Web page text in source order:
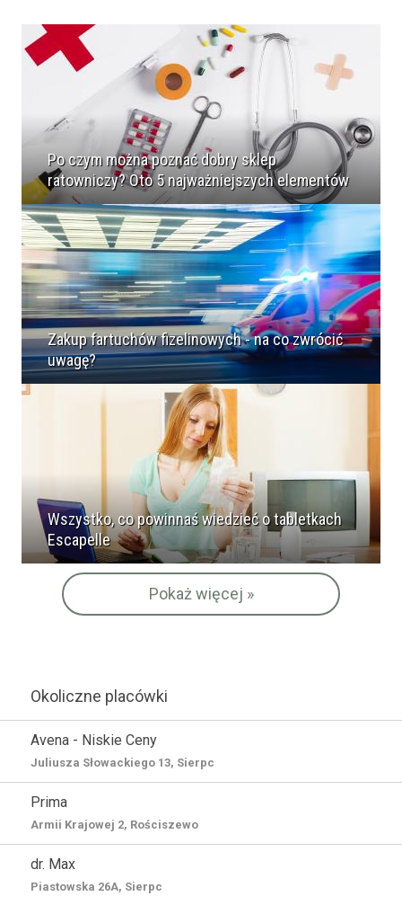
Po czym można poznać dobry sklep
ratowniczy? Oto 5 najważniejszych elementów
Zakup fartuchów fizelinowych - na co zwrócić
uwagę?
Wszystko, co powinnaś wiedzieć o tabletkach
Escapelle
Pokaż więcej »
Okoliczne placówki
Avena - Niskie Ceny
Juliusza Słowackiego 13, Sierpc
Prima
Armii Krajowej 2, Rościszewo
dr. Max
Piastowska 26A, Sierpc